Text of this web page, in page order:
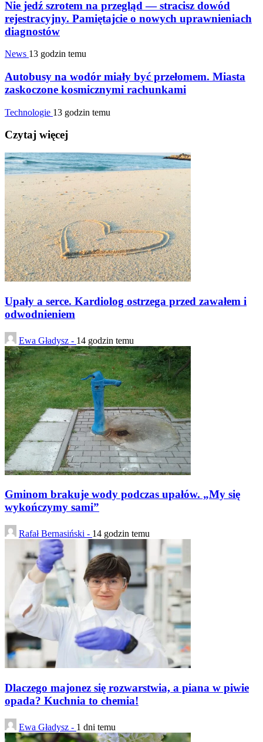
Nie jedź szrotem na przegląd — stracisz dowód
rejestracyjny. Pamiętajcie o nowych uprawnieniach
diagnostów
News 13 godzin temu
Autobusy na wodór miały być przełomem. Miasta
zaskoczone kosmicznymi rachunkami
Technologie 13 godzin temu
Czytaj więcej
Upały a serce. Kardiolog ostrzega przed zawałem i
odwodnieniem
Ewa Gładysz - 14 godzin temu
Gminom brakuje wody podczas upałów. „My się
wykończymy sami”
Rafał Bernasiński - 14 godzin temu
Dlaczego majonez się rozwarstwia, a piana w piwie
opada? Kuchnia to chemia!
Ewa Gładysz - 1 dni temu